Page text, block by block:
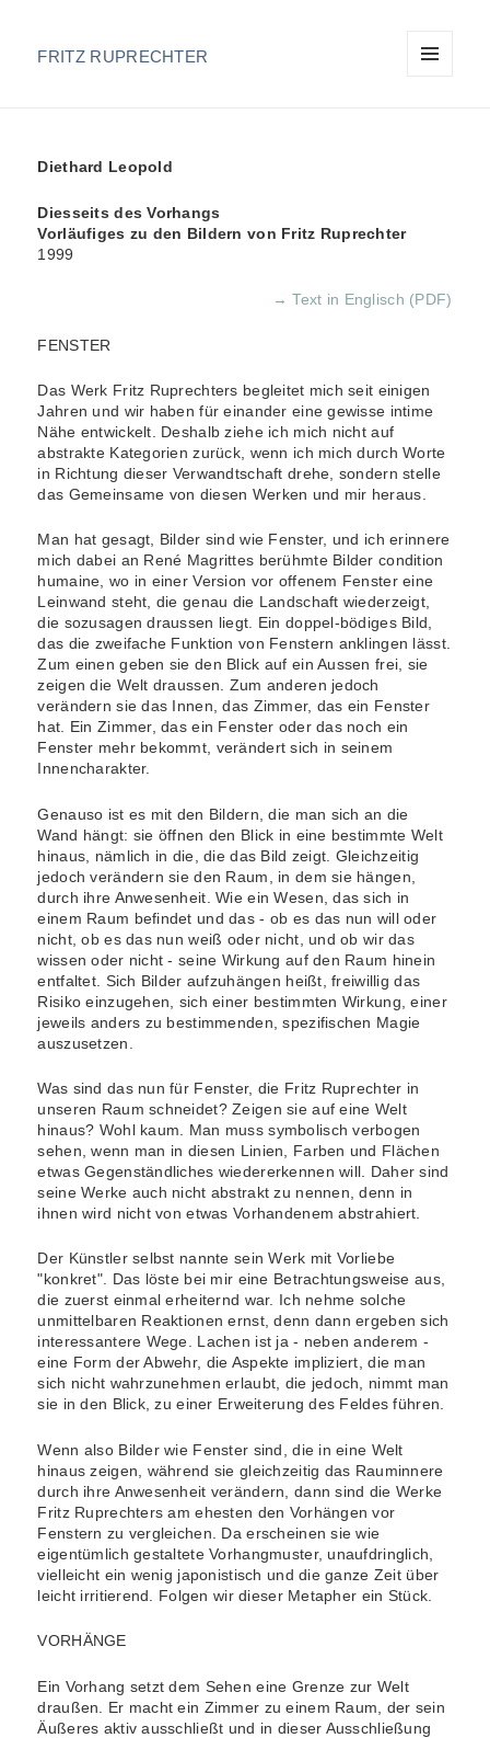
FRITZ RUPRECHTER
Diethard Leopold
Diesseits des Vorhangs
Vorläufiges zu den Bildern von Fritz Ruprechter
1999
→ Text in Englisch (PDF)
FENSTER
Das Werk Fritz Ruprechters begleitet mich seit einigen
Jahren und wir haben für einander eine gewisse intime
Nähe entwickelt. Deshalb ziehe ich mich nicht auf
abstrakte Kategorien zurück, wenn ich mich durch Worte
in Richtung dieser Verwandtschaft drehe, sondern stelle
das Gemeinsame von diesen Werken und mir heraus.
Man hat gesagt, Bilder sind wie Fenster, und ich erinnere
mich dabei an René Magrittes berühmte Bilder condition
humaine, wo in einer Version vor offenem Fenster eine
Leinwand steht, die genau die Landschaft wiederzeigt,
die sozusagen draussen liegt. Ein doppel-bödiges Bild,
das die zweifache Funktion von Fenstern anklingen lässt.
Zum einen geben sie den Blick auf ein Aussen frei, sie
zeigen die Welt draussen. Zum anderen jedoch
verändern sie das Innen, das Zimmer, das ein Fenster
hat. Ein Zimmer, das ein Fenster oder das noch ein
Fenster mehr bekommt, verändert sich in seinem
Innencharakter.
Genauso ist es mit den Bildern, die man sich an die
Wand hängt: sie öffnen den Blick in eine bestimmte Welt
hinaus, nämlich in die, die das Bild zeigt. Gleichzeitig
jedoch verändern sie den Raum, in dem sie hängen,
durch ihre Anwesenheit. Wie ein Wesen, das sich in
einem Raum befindet und das - ob es das nun will oder
nicht, ob es das nun weiß oder nicht, und ob wir das
wissen oder nicht - seine Wirkung auf den Raum hinein
entfaltet. Sich Bilder aufzuhängen heißt, freiwillig das
Risiko einzugehen, sich einer bestimmten Wirkung, einer
jeweils anders zu bestimmenden, spezifischen Magie
auszusetzen.
Was sind das nun für Fenster, die Fritz Ruprechter in
unseren Raum schneidet? Zeigen sie auf eine Welt
hinaus? Wohl kaum. Man muss symbolisch verbogen
sehen, wenn man in diesen Linien, Farben und Flächen
etwas Gegenständliches wiedererkennen will. Daher sind
seine Werke auch nicht abstrakt zu nennen, denn in
ihnen wird nicht von etwas Vorhandenem abstrahiert.
Der Künstler selbst nannte sein Werk mit Vorliebe
"konkret". Das löste bei mir eine Betrachtungsweise aus,
die zuerst einmal erheiternd war. Ich nehme solche
unmittelbaren Reaktionen ernst, denn dann ergeben sich
interessantere Wege. Lachen ist ja - neben anderem -
eine Form der Abwehr, die Aspekte impliziert, die man
sich nicht wahrzunehmen erlaubt, die jedoch, nimmt man
sie in den Blick, zu einer Erweiterung des Feldes führen.
Wenn also Bilder wie Fenster sind, die in eine Welt
hinaus zeigen, während sie gleichzeitig das Rauminnere
durch ihre Anwesenheit verändern, dann sind die Werke
Fritz Ruprechters am ehesten den Vorhängen vor
Fenstern zu vergleichen. Da erscheinen sie wie
eigentümlich gestaltete Vorhangmuster, unaufdringlich,
vielleicht ein wenig japonistisch und die ganze Zeit über
leicht irritierend. Folgen wir dieser Metapher ein Stück.
VORHÄNGE
Ein Vorhang setzt dem Sehen eine Grenze zur Welt
draußen. Er macht ein Zimmer zu einem Raum, der sein
Äußeres aktiv ausschließt und in dieser Ausschließung